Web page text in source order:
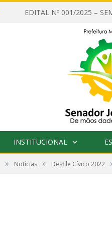
INSTITUCIONAL
» Notícias » Desfile Cívico 2022